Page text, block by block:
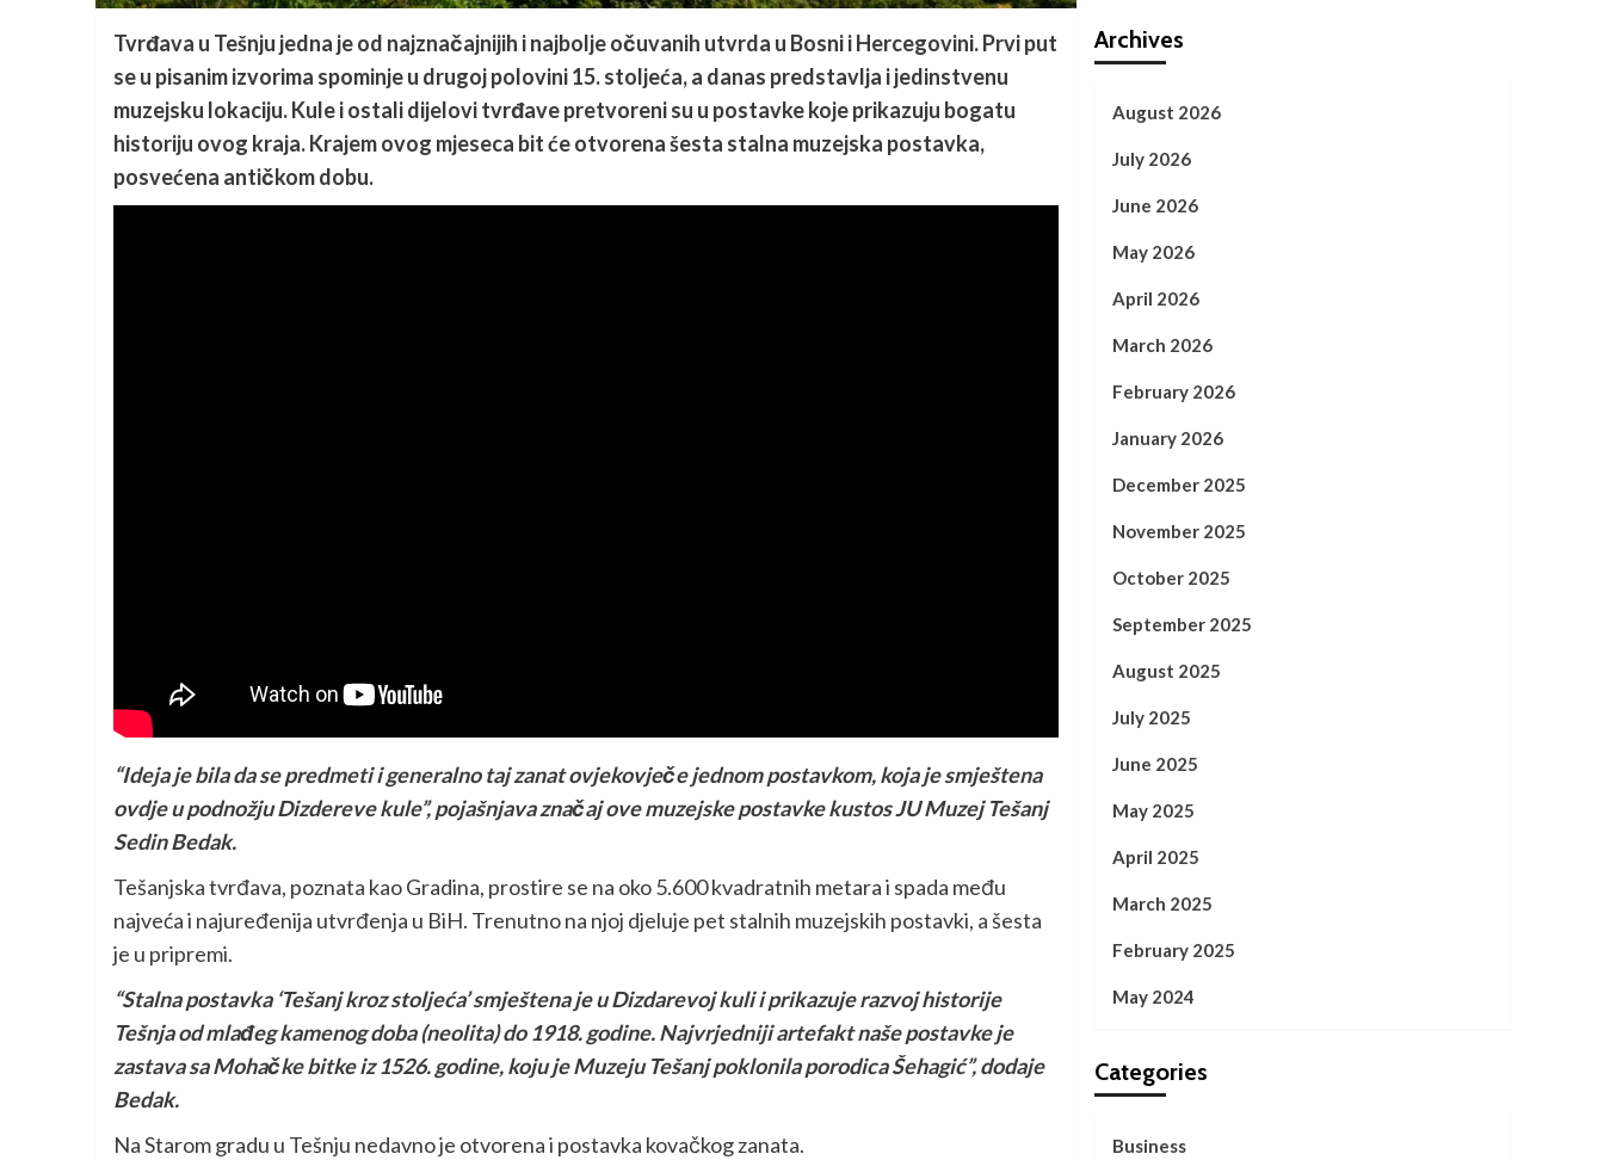
Tvrđava u Tešnju jedna je od najznačajnijih i najbolje očuvanih utvrda u Bosni i Hercegovini. Prvi put
se u pisanim izvorima spominje u drugoj polovini 15. stoljeća, a danas predstavlja i jedinstvenu
muzejsku lokaciju. Kule i ostali dijelovi tvrđave pretvoreni su u postavke koje prikazuju bogatu
historiju ovog kraja. Krajem ovog mjeseca bit će otvorena šesta stalna muzejska postavka,
posvećena antičkom dobu.
“Ideja je bila da se predmeti i generalno taj zanat ovjekovječe jednom postavkom, koja je smještena
ovdje u podnožju Dizdereve kule”, pojašnjava značaj ove muzejske postavke kustos JU Muzej Tešanj
Sedin Bedak.
Tešanjska tvrđava, poznata kao Gradina, prostire se na oko 5.600 kvadratnih metara i spada među
najveća i najuređenija utvrđenja u BiH. Trenutno na njoj djeluje pet stalnih muzejskih postavki, a šesta
je u pripremi.
“Stalna postavka ‘Tešanj kroz stoljeća’ smještena je u Dizdarevoj kuli i prikazuje razvoj historije
Tešnja od mlađeg kamenog doba (neolita) do 1918. godine. Najvrjedniji artefakt naše postavke je
zastava sa Mohačke bitke iz 1526. godine, koju je Muzeju Tešanj poklonila porodica Šehagić”, dodaje
Bedak.
Na Starom gradu u Tešnju nedavno je otvorena i postavka kovačkog zanata.
Archives
August 2026
July 2026
June 2026
May 2026
April 2026
March 2026
February 2026
January 2026
December 2025
November 2025
October 2025
September 2025
August 2025
July 2025
June 2025
May 2025
April 2025
March 2025
February 2025
May 2024
Categories
Business